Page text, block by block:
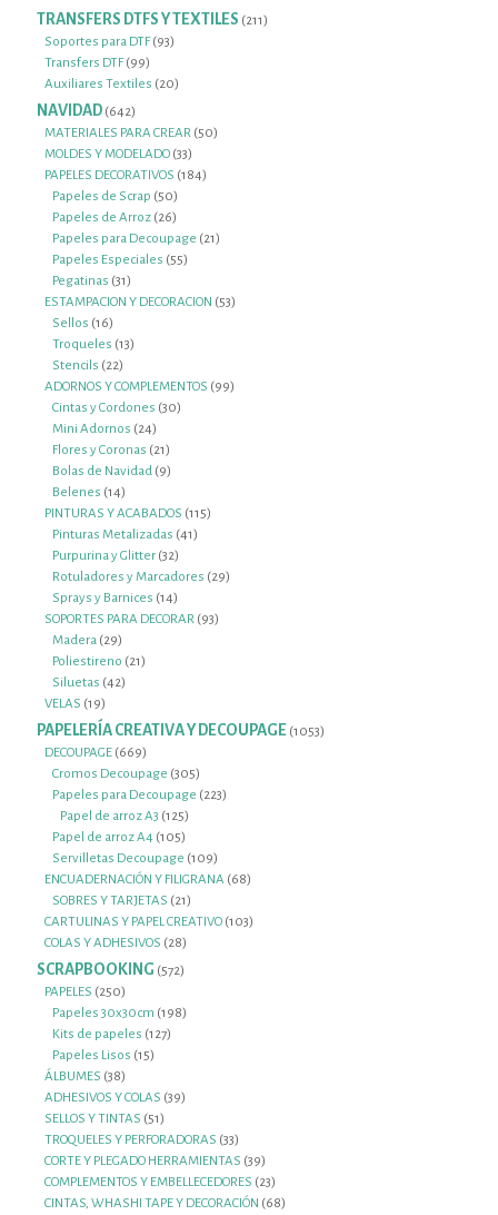
TRANSFERS DTFS Y TEXTILES 211211
Soportes para DTF 9393
Transfers DTF 9999
productos
Auxiliares Textiles 2020
NAVIDAD 642642
productos
MATERIALES PARA CREAR 5050
MOLDES Y MODELADO 3333
productos
PAPELES DECORATIVOS 184184
Papeles de Scrap 5050
productos
Papeles de Arroz 2626
productos
Papeles para Decoupage 2121
Papeles Especiales 5555
Pegatinas 3131
productos
ESTAMPACION Y DECORACION 5353
Sellos 1616
productos
Troqueles 1313
Stencils 2222
productos
ADORNOS Y COMPLEMENTOS 9999
Cintas y Cordones 3030
Mini Adornos 2424
productos
Flores y Coronas 2121
productos
Bolas de Navidad 99
Belenes 1414
productos
PINTURAS Y ACABADOS 115115
Pinturas Metalizadas 4141
Purpurina y Glitter 3232
productos
Rotuladores y Marcadores 2929
Sprays y Barnices 1414
productos
SOPORTES PARA DECORAR 9393
Madera 2929
productos
Poliestireno 2121
Siluetas 4242
VELAS 1919
productos
PAPELERÍA CREATIVA Y DECOUPAGE 10531053
DECOUPAGE 669669
productos
Cromos Decoupage 305305
productos
Papeles para Decoupage 223223
Papel de arroz A3 125125
productos
Papel de arroz A4 105105
productos
Servilletas Decoupage 109109
productos
ENCUADERNACIÓN Y FILIGRANA 6868
SOBRES Y TARJETAS 2121
productos
CARTULINAS Y PAPEL CREATIVO 103103
COLAS Y ADHESIVOS 2828
SCRAPBOOKING 572572
PAPELES 250250
productos
Papeles 30x30cm 198198
Kits de papeles 127127
Papeles Lisos 1515
ÁLBUMES 3838
productos
ADHESIVOS Y COLAS 3939
SELLOS Y TINTAS 5151
productos
TROQUELES Y PERFORADORAS 3333
productos
CORTE Y PLEGADO HERRAMIENTAS 3939
productos
COMPLEMENTOS Y EMBELLECEDORES 2323
productos
CINTAS, WHASHI TAPE Y DECORACIÓN 6868